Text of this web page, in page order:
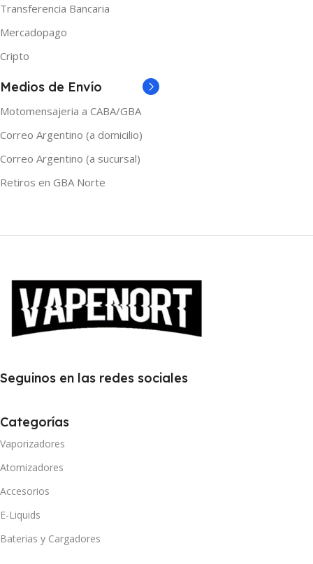
Transferencia Bancaria
Mercadopago
Cripto
Medios de Envío
Motomensajeria a CABA/GBA
Correo Argentino (a domicilio)
Correo Argentino (a sucursal)
Retiros en GBA Norte
Seguinos en las redes sociales
Categorías
Vaporizadores
Atomizadores
Accesorios
E-Liquids
Baterias y Cargadores